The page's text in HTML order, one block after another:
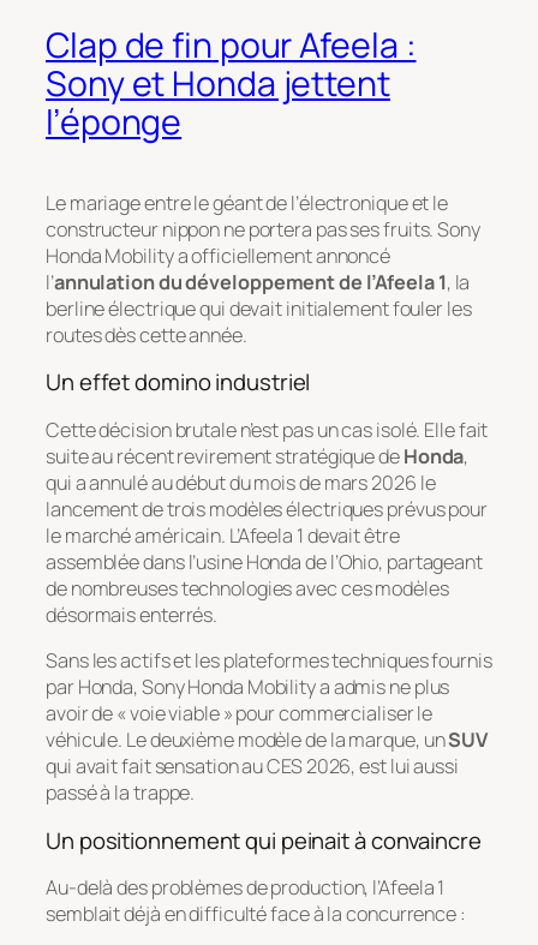
Clap de fin pour Afeela :
Sony et Honda jettent
l’éponge
Le mariage entre le géant de l’électronique et le
constructeur nippon ne portera pas ses fruits. Sony
Honda Mobility a officiellement annoncé
l’annulation du développement de l’Afeela 1, la
berline électrique qui devait initialement fouler les
routes dès cette année.
Un effet domino industriel
Cette décision brutale n’est pas un cas isolé. Elle fait
suite au récent revirement stratégique deHonda,
qui a annulé au début du mois de mars 2026 le
lancement de trois modèles électriques prévus pour
le marché américain. L’Afeela 1 devait être
assemblée dans l’usine Honda de l’Ohio, partageant
de nombreuses technologies avec ces modèles
désormais enterrés.
Sans les actifs et les plateformes techniques fournis
par Honda, Sony Honda Mobility a admis ne plus
avoir de « voie viable » pour commercialiser le
véhicule. Le deuxième modèle de la marque, unSUV
qui avait fait sensation au CES 2026, est lui aussi
passé à la trappe.
Un positionnement qui peinait à convaincre
Au-delà des problèmes de production, l’Afeela 1
semblait déjà en difficulté face à la concurrence :